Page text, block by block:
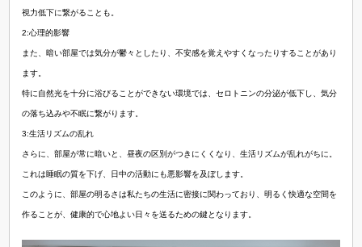
視力低下に繋がることも。
2:心理的影響
また、暗い部屋では気分が鬱々としたり、不安感を覚えやすくなったりすることがあり
ます。
特に自然光を十分に浴びることができない環境では、セロトニンの分泌が低下し、気分
の落ち込みや不眠に繋がります。
3:生活リズムの乱れ
さらに、部屋が常に暗いと、昼夜の区別がつきにくくなり、生活リズムが乱れがちに。
これは睡眠の質を下げ、日中の活動にも悪影響を及ぼします。
このように、部屋の明るさは私たちの生活に密接に関わっており、明るく快適な空間を
作ることが、健康的で心地よい日々を送るための鍵となります。